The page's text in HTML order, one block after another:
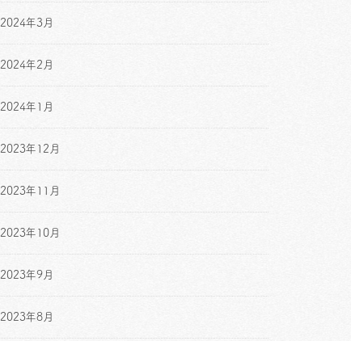
2024年3月
2024年2月
2024年1月
2023年12月
2023年11月
2023年10月
2023年9月
2023年8月